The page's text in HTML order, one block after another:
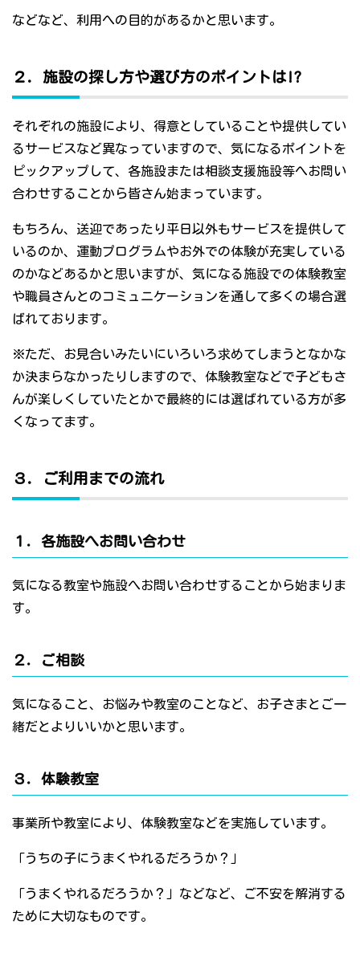
などなど、利用への目的があるかと思います。
２．施設の探し方や選び方のポイントは!?
それぞれの施設により、得意としていることや提供してい
るサービスなど異なっていますので、気になるポイントを
ピックアップして、各施設または相談支援施設等へお問い
合わせすることから皆さん始まっています。
もちろん、送迎であったり平日以外もサービスを提供して
いるのか、運動プログラムやお外での体験が充実している
のかなどあるかと思いますが、気になる施設での体験教室
や職員さんとのコミュニケーションを通して多くの場合選
ばれております。
※ただ、お見合いみたいにいろいろ求めてしまうとなかな
か決まらなかったりしますので、体験教室などで子どもさ
んが楽しくしていたとかで最終的には選ばれている方が多
くなってます。
３．ご利用までの流れ
１．各施設へお問い合わせ
気になる教室や施設へお問い合わせすることから始まりま
す。
２．ご相談
気になること、お悩みや教室のことなど、お子さまとご一
緒だとよりいいかと思います。
３．体験教室
事業所や教室により、体験教室などを実施しています。
「うちの子にうまくやれるだろうか？」
「うまくやれるだろうか？」などなど、ご不安を解消する
ために大切なものです。